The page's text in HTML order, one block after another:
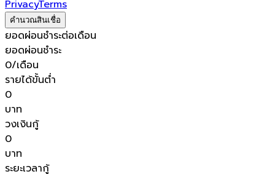
PrivacyTerms
คำนวณสินเชื่อ
ยอดผ่อนชำระต่อเดือน
ยอดผ่อนชำระ
0/เดือน
รายได้ขั้นต่ำ
0
บาท
วงเงินกู้
0
บาท
ระยะเวลากู้